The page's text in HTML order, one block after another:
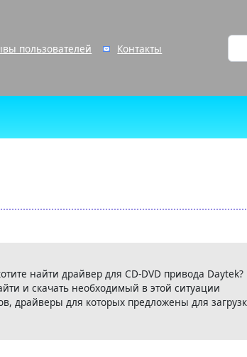
пользователей Контакты
найти драйвер для CD-DVD привода
и скачать необходимый в этой ситуации
драйверы для которых предложены для